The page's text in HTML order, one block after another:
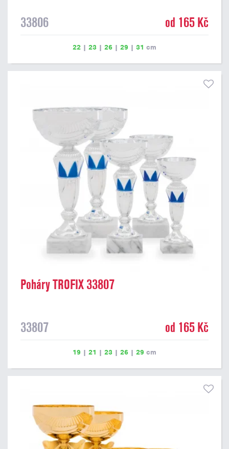
33806 od 165 Kč
22 | 23 | 26 | 29 | 31 cm
Poháry TROFIX 33807
33807 od 165 Kč
19 | 21 | 23 | 26 | 29 cm